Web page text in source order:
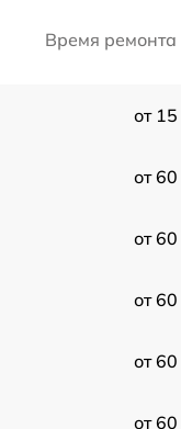
Время ремонта
от
от
от
от
от
от